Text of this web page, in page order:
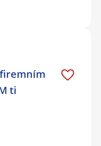
firemním
ti